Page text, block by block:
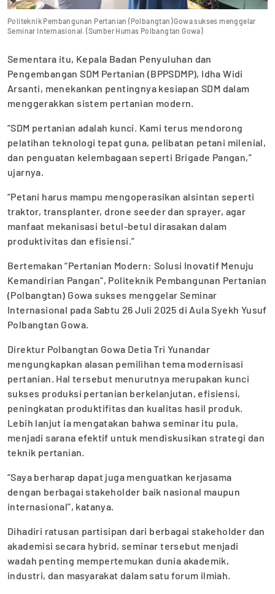
Politeknik Pembangunan Pertanian (Polbangtan) Gowa sukses menggelar
Seminar Internasional. (Sumber Humas Polbangtan Gowa)
Sementara itu, Kepala Badan Penyuluhan dan
Pengembangan SDM Pertanian (BPPSDMP), Idha Widi
Arsanti, menekankan pentingnya kesiapan SDM dalam
menggerakkan sistem pertanian modern.
“SDM pertanian adalah kunci. Kami terus mendorong
pelatihan teknologi tepat guna, pelibatan petani milenial,
dan penguatan kelembagaan seperti Brigade Pangan,”
ujarnya.
“Petani harus mampu mengoperasikan alsintan seperti
traktor, transplanter, drone seeder dan sprayer, agar
manfaat mekanisasi betul-betul dirasakan dalam
produktivitas dan efisiensi.”
Bertemakan “Pertanian Modern: Solusi Inovatif Menuju
Kemandirian Pangan”, Politeknik Pembangunan Pertanian
(Polbangtan) Gowa sukses menggelar Seminar
Internasional pada Sabtu 26 Juli 2025 di Aula Syekh Yusuf
Polbangtan Gowa.
Direktur Polbangtan Gowa Detia Tri Yunandar
mengungkapkan alasan pemilihan tema modernisasi
pertanian. Hal tersebut menurutnya merupakan kunci
sukses produksi pertanian berkelanjutan, efisiensi,
peningkatan produktifitas dan kualitas hasil produk.
Lebih lanjut ia mengatakan bahwa seminar itu pula,
menjadi sarana efektif untuk mendiskusikan strategi dan
teknik pertanian.
“Saya berharap dapat juga menguatkan kerjasama
dengan berbagai stakeholder baik nasional maupun
internasional”, katanya.
Dihadiri ratusan partisipan dari berbagai stakeholder dan
akademisi secara hybrid, seminar tersebut menjadi
wadah penting mempertemukan dunia akademik,
industri, dan masyarakat dalam satu forum ilmiah.